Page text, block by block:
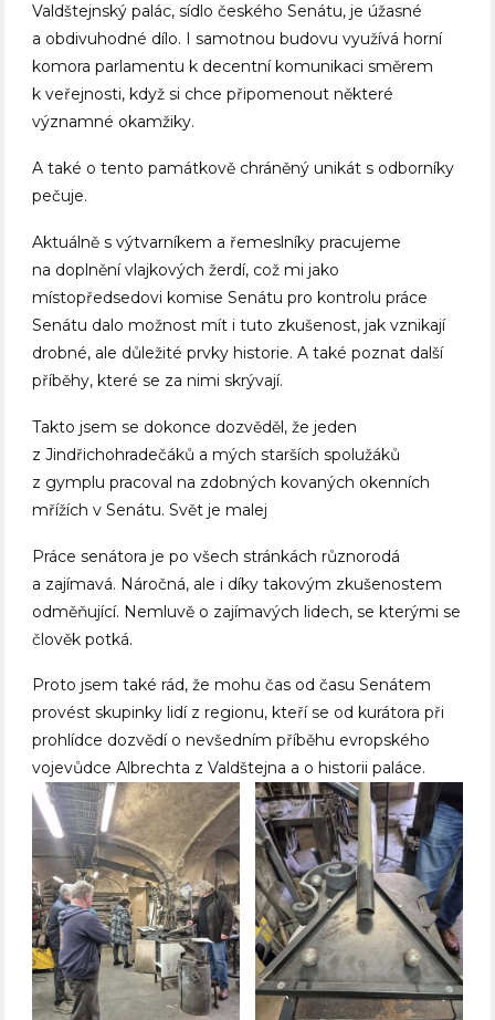
Valdštejnský palác, sídlo českého Senátu, je úžasné
a obdivuhodné dílo. I samotnou budovu využívá horní
komora parlamentu k decentní komunikaci směrem
k veřejnosti, když si chce připomenout některé
významné okamžiky.
A také o tento památkově chráněný unikát s odborníky
pečuje.
Aktuálně s výtvarníkem a řemeslníky pracujeme
na doplnění vlajkových žerdí, což mi jako
místopředsedovi komise Senátu pro kontrolu práce
Senátu dalo možnost mít i tuto zkušenost, jak vznikají
drobné, ale důležité prvky historie. A také poznat další
příběhy, které se za nimi skrývají.
Takto jsem se dokonce dozvěděl, že jeden
z Jindřichohradečáků a mých starších spolužáků
z gymplu pracoval na zdobných kovaných okenních
mřížích v Senátu. Svět je malej
Práce senátora je po všech stránkách různorodá
a zajímavá. Náročná, ale i díky takovým zkušenostem
odměňující. Nemluvě o zajímavých lidech, se kterými se
člověk potká.
Proto jsem také rád, že mohu čas od času Senátem
provést skupinky lidí z regionu, kteří se od kurátora při
prohlídce dozvědí o nevšedním příběhu evropského
vojevůdce Albrechta z Valdštejna a o historii paláce.